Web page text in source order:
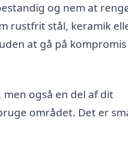
og nem at
rustfrit stål, keramik
at gå på
også en del af dit
området. Det er